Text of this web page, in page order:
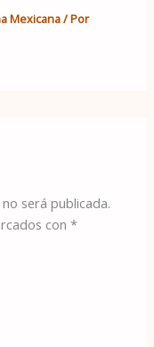
Mexicana/ Por
será publicada.
con*